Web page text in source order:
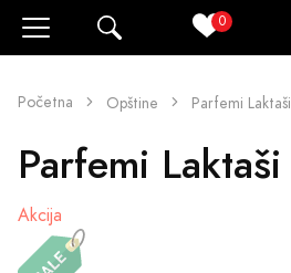
0
Početna Opštine Parfemi Laktaši
Parfemi Laktaši
Akcija